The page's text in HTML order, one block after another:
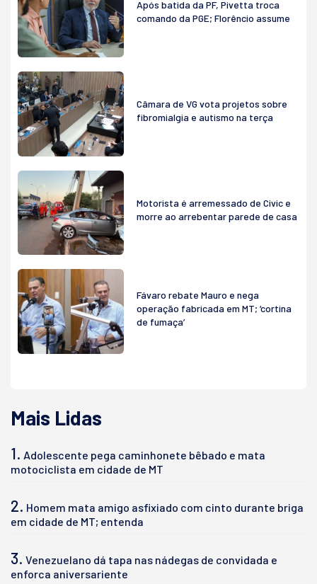
Após batida da PF, Pivetta troca
comando da PGE; Florêncio assume
Câmara de VG vota projetos sobre
fibromialgia e autismo na terça
Motorista é arremessado de Civic e
morre ao arrebentar parede de casa
Fávaro rebate Mauro e nega
operação fabricada em MT; ‘cortina
de fumaça’
Mais Lidas
1. Adolescente pega caminhonete bêbado e mata
motociclista em cidade de MT
2. Homem mata amigo asfixiado com cinto durante briga
em cidade de MT; entenda
3. Venezuelano dá tapa nas nádegas de convidada e
enforca aniversariente